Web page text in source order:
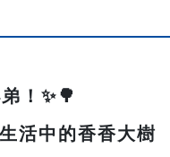
！✨🌳
活中的香香大樹